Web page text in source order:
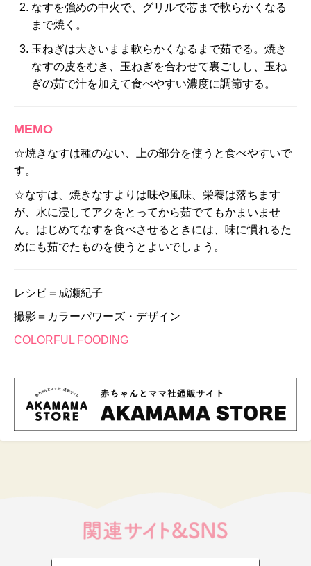
なすを強めの中火で、グリルで芯まで軟らかくなる
まで焼く。
玉ねぎは大きいまま軟らかくなるまで茹でる。焼き
なすの皮をむき、玉ねぎを合わせて裏ごしし、玉ね
ぎの茹で汁を加えて食べやすい濃度に調節する。
MEMO
☆焼きなすは種のない、上の部分を使うと食べやすいで
す。
☆なすは、焼きなすよりは味や風味、栄養は落ちます
が、水に浸してアクをとってから茹でてもかまいませ
ん。はじめてなすを食べさせるときには、味に慣れるた
めにも茹でたものを使うとよいでしょう。
レシピ＝成瀬紀子
撮影＝カラーパワーズ・デザイン
COLORFUL FOODING